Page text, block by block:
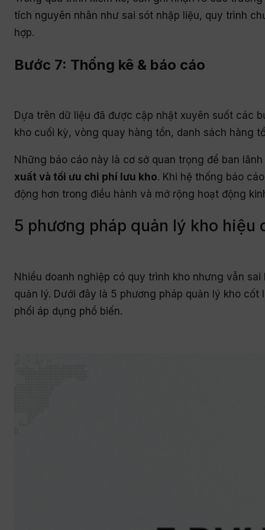
tích nguyên nhân như sai sót nhập liệu, quy trình
hợp.
Bước 7: Thống kê & báo cáo
Dựa trên dữ liệu đã được cập nhật xuyên suốt các
kho cuối kỳ, vòng quay hàng tồn, danh sách hàng
Những báo cáo này là cơ sở quan trọng để ban
xuất và tối ưu chi phí lưu kho. Khi hệ thống báo
động hơn trong điều hành và mở rộng hoạt động
5 phương pháp quản lý kho hiệu
Nhiều doanh nghiệp có quy trình kho nhưng vẫn
quản lý. Dưới đây là 5 phương pháp quản lý kho
phối áp dụng phổ biến.